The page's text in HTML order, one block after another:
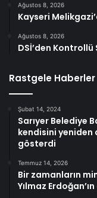
Ağustos 8, 2026
Kayseri
Ağustos 8, 2026
DSİ’den Kontrollü
Rastgele Haberler
Şubat 14, 2024
Sarıyer Belediye
kendisini
gösterdi
Temmuz 14, 2026
Bir zamanların
Yılmaz